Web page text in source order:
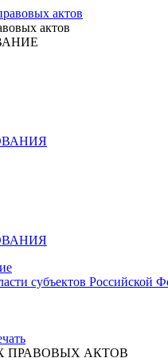
актов
субъектов Российской
ПРАВОВЫХ АКТОВ